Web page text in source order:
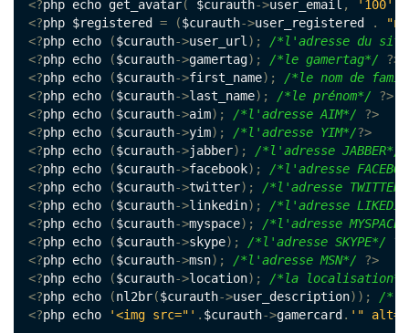
<?php echo get_avatar( $curauth->user_email , '100'
<?php $registered = ($curauth->user_registered . "n"
<?php echo ($curauth->user_url );
/*l'adresse du
<?php echo ($curauth->gamertag); /*le gamertag*/
?>
<?php echo ($curauth->first_name);
/*le nom de
<?php echo ($curauth->last_name); /*le prénom*/
?>
<?php echo ($curauth->aim); /*l'adresse AIM*/
?>
<?php echo ($curauth->yim); /*l'adresse YIM*/?>
<?php echo ($curauth->jabber); /*l'adresse JABBER*/
<?php echo ($curauth->facebook);
/*l'adresse
<?php echo ($curauth->twitter);
/*l'adresse
<?php echo ($curauth->linkedin);
/*l'adresse
<?php echo ($curauth->myspace);
/*l'adresse
<?php echo ($curauth->skype); /*l'adresse SKYPE*/
?>
<?php echo ($curauth->msn); /*l'adresse MSN*/
?>
<?php echo ($curauth->location); /*la localisation*/
<?php echo (nl2br($curauth->user_description));
/
<?php echo '<img src="' . $curauth->gamercard . '"